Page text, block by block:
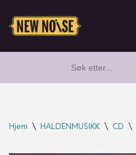
Hopp
for:
Hjem \ HALDENMUSIKK \ CD \